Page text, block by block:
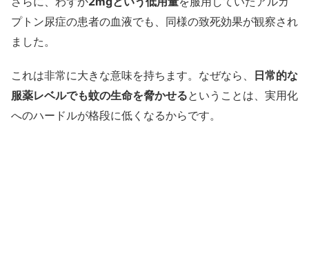
プトン尿症の患者の血液でも、同様の致死効果が観察され
ました。
これは非常に大きな意味を持ちます。なぜなら、
日常的な
服薬レベルでも蚊の生命を脅かせるということは、実用化
へのハードルが格段に低くなるからです。